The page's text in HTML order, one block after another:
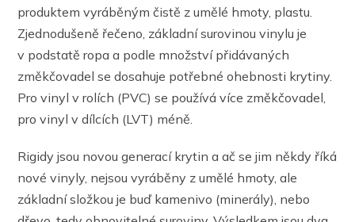
produktem vyráběným čistě z umělé hmoty, plastu.
Zjednodušeně řečeno, základní surovinou vinylu je
v podstatě ropa a podle množství přidávaných
změkčovadel se dosahuje potřebné ohebnosti krytiny.
Pro vinyl v rolích (PVC) se používá více změkčovadel,
pro vinyl v dílcích (LVT) méně.
Rigidy jsou novou generací krytin a ač se jim někdy říká
nové vinyly, nejsou vyráběny z umělé hmoty, ale
základní složkou je buď kamenivo (minerály), nebo